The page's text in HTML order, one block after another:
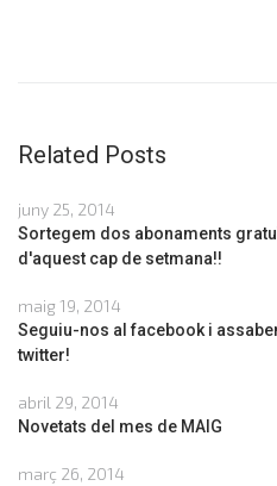
Related Posts
juny 25, 2014
Sortegem dos abonaments
d'aquest cap de setmana!!
maig 19, 2014
Seguiu-nos al facebook i
twitter!
abril 29, 2014
Novetats del mes de MAIG
març 26, 2014